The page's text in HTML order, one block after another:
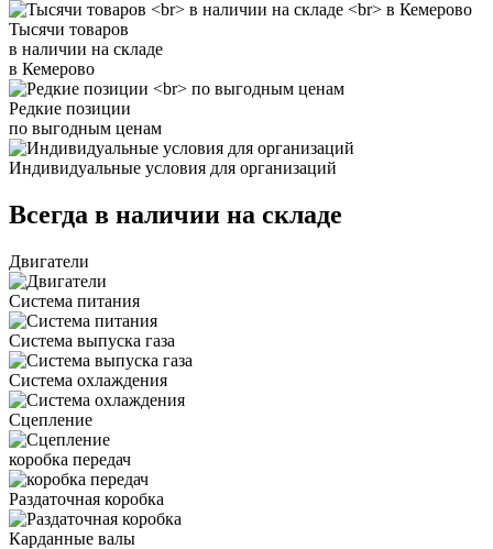
Тысячи товаров
в наличии на складе
в Кемерово
Редкие позиции
по выгодным ценам
Индивидуальные условия для организаций
Всегда в наличии на складе
Двигатели
Система питания
Система выпуска газа
Система охлаждения
Сцепление
коробка передач
Раздаточная коробка
Карданные валы